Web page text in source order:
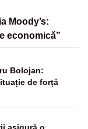
Moody’s:
economică”
Bolojan:
de forță
asigură o